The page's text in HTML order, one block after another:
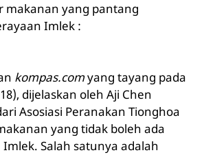
makanan yang pantang
Imlek :
kompas.comyang tayang pada
dijelaskan oleh Aji Chen
Asosiasi Peranakan Tionghoa
yang tidak boleh ada
Salah satunya adalah